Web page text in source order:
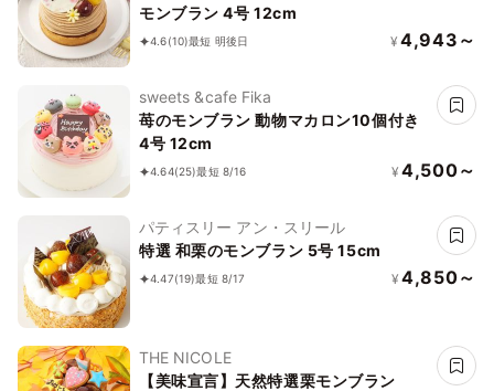
モンブラン 4号 12cm
4.6(10)最短 明後日 ¥ 4,943～
sweets &cafe Fika
苺のモンブラン 動物マカロン10個付き
4号 12cm
4.64(25)最短 8/16 ¥ 4,500～
パティスリー アン・スリール
特選 和栗のモンブラン 5号 15cm
4.47(19)最短 8/17 ¥ 4,850～
THE NICOLE
【美味宣言】天然特選栗モンブラン